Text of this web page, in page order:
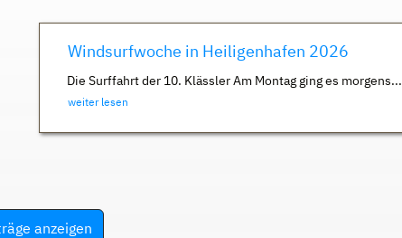
Windsurfwoche in Heiligenhafen 2026
Die Surffahrt der 10. Klässler Am Montag ging es morgens...
weiter lesen
anzeigen